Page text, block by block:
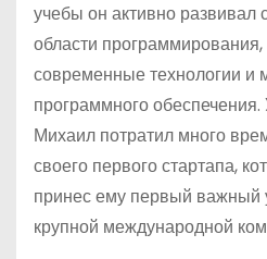
учебы он активно развивал
области программирования,
современные технологии и
программного
Михаил потратил много
своего первого стартапа,
принес ему первый важный
крупной международной